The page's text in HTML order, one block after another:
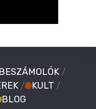
/
/ KULT /
BLOG